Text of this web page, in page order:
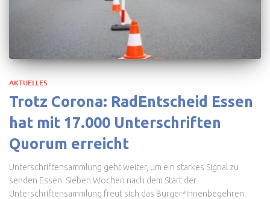
AKTUELLES
Trotz Corona: RadEntscheid Essen
hat mit 17.000 Unterschriften
Quorum erreicht
Unterschriftensammlung geht weiter, um ein starkes Signal zu
senden Essen. Sieben Wochen nach dem Start der
Unterschriftensammlung freut sich das Bürger*innenbegehren